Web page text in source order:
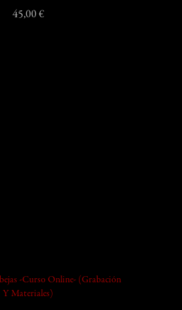
45,00 €
-Curso Online- (Grabación
Y Materiales)